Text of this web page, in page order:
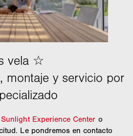
Sunlight Experience Center o
Le pondremos en contacto